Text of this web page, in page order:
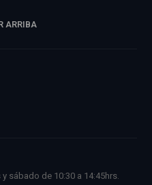
ARRIBA
sábado de 10:30 a 14:45hrs.